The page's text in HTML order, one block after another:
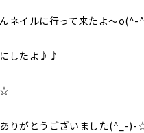
ネイルに行って来たよ〜o(^-
したよ♪♪
りがとうございました(^_-)-